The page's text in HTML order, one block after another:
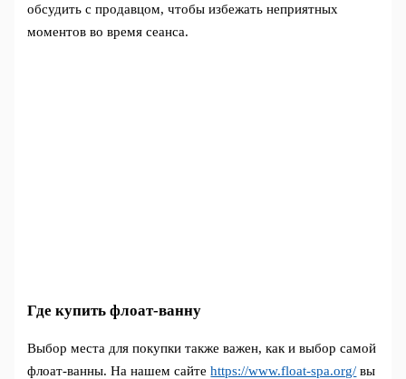
обсудить с продавцом, чтобы избежать неприятных
моментов во время сеанса.
Где купить флоат-ванну
Выбор места для покупки также важен, как и выбор самой
флоат-ванны. На нашем сайтеhttps://www.float-spa.org/ вы